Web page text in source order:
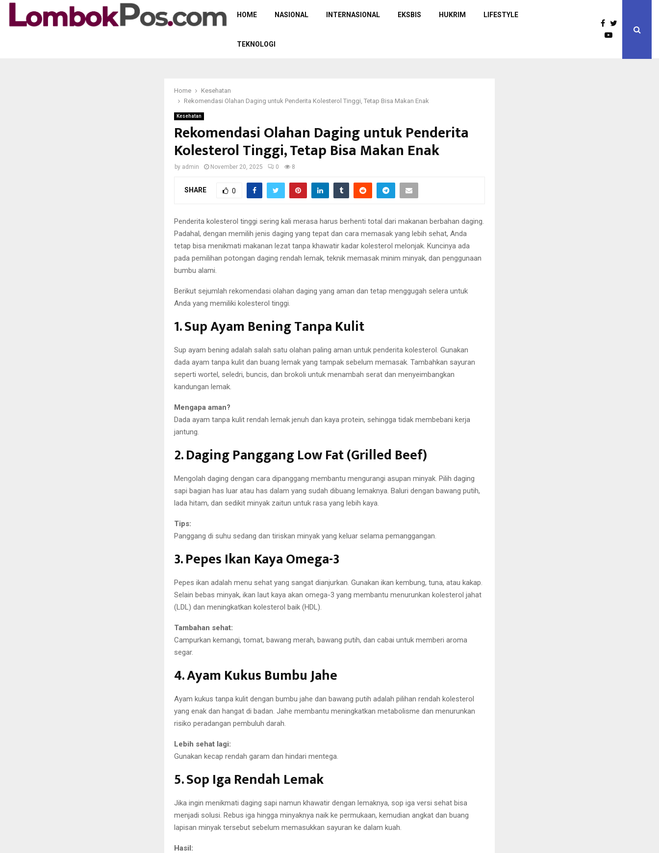
HOME NASIONAL INTERNASIONAL EKSBIS HUKRIM LIFESTYLE
TEKNOLOGI
Home
Kesehatan
Rekomendasi Olahan Daging untuk Penderita Kolesterol Tinggi, Tetap Bisa Makan Enak
Kesehatan
Rekomendasi Olahan Daging untuk Penderita
Kolesterol Tinggi, Tetap Bisa Makan Enak
by admin November 20, 2025 0 8
SHARE 0
Penderita kolesterol tinggi sering kali merasa harus berhenti total dari makanan berbahan daging.
Padahal, dengan memilih jenis daging yang tepat dan cara memasak yang lebih sehat, Anda
tetap bisa menikmati makanan lezat tanpa khawatir kadar kolesterol melonjak. Kuncinya ada
pada pemilihan potongan daging rendah lemak, teknik memasak minim minyak, dan penggunaan
bumbu alami.
Berikut sejumlah rekomendasi olahan daging yang aman dan tetap menggugah selera untuk
Anda yang memiliki kolesterol tinggi.
1. Sup Ayam Bening Tanpa Kulit
Sup ayam bening adalah salah satu olahan paling aman untuk penderita kolesterol. Gunakan
dada ayam tanpa kulit dan buang lemak yang tampak sebelum memasak. Tambahkan sayuran
seperti wortel, seledri, buncis, dan brokoli untuk menambah serat dan menyeimbangkan
kandungan lemak.
Mengapa aman?
Dada ayam tanpa kulit rendah lemak jenuh dan kaya protein, sehingga tidak membebani kerja
jantung.
2. Daging Panggang Low Fat (Grilled Beef)
Mengolah daging dengan cara dipanggang membantu mengurangi asupan minyak. Pilih daging
sapi bagian has luar atau has dalam yang sudah dibuang lemaknya. Baluri dengan bawang putih,
lada hitam, dan sedikit minyak zaitun untuk rasa yang lebih kaya.
Tips:
Panggang di suhu sedang dan tiriskan minyak yang keluar selama pemanggangan.
3. Pepes Ikan Kaya Omega-3
Pepes ikan adalah menu sehat yang sangat dianjurkan. Gunakan ikan kembung, tuna, atau kakap.
Selain bebas minyak, ikan laut kaya akan omega-3 yang membantu menurunkan kolesterol jahat
(LDL) dan meningkatkan kolesterol baik (HDL).
Tambahan sehat:
Campurkan kemangi, tomat, bawang merah, bawang putih, dan cabai untuk memberi aroma
segar.
4. Ayam Kukus Bumbu Jahe
Ayam kukus tanpa kulit dengan bumbu jahe dan bawang putih adalah pilihan rendah kolesterol
yang enak dan hangat di badan. Jahe membantu meningkatkan metabolisme dan menurunkan
risiko peradangan pembuluh darah.
Lebih sehat lagi:
Gunakan kecap rendah garam dan hindari mentega.
5. Sop Iga Rendah Lemak
Jika ingin menikmati daging sapi namun khawatir dengan lemaknya, sop iga versi sehat bisa
menjadi solusi. Rebus iga hingga minyaknya naik ke permukaan, kemudian angkat dan buang
lapisan minyak tersebut sebelum memasukkan sayuran ke dalam kuah.
Hasil: